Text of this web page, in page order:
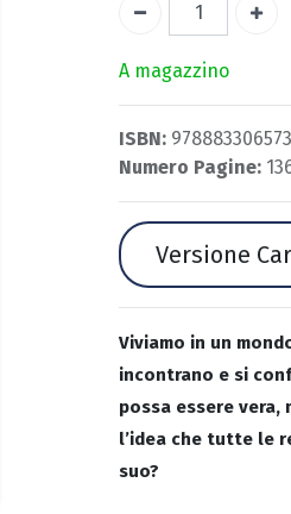
A magazzino
ISBN:
Numero Pagine:
Versione
Viviamo in un
incontrano e si
possa essere
l’idea che tutte le
suo?